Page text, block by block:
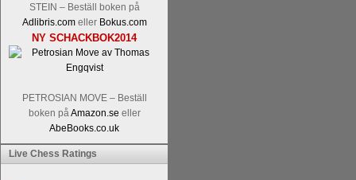
STEIN – Beställ boken på
Adlibris.comeller Bokus.com
NY SCHACKBOK2014
PETROSIAN MOVE – Beställ
boken på Amazon.se eller
AbeBooks.co.uk
Live Chess Ratings